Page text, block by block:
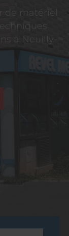
de matériel
à Neuilly-